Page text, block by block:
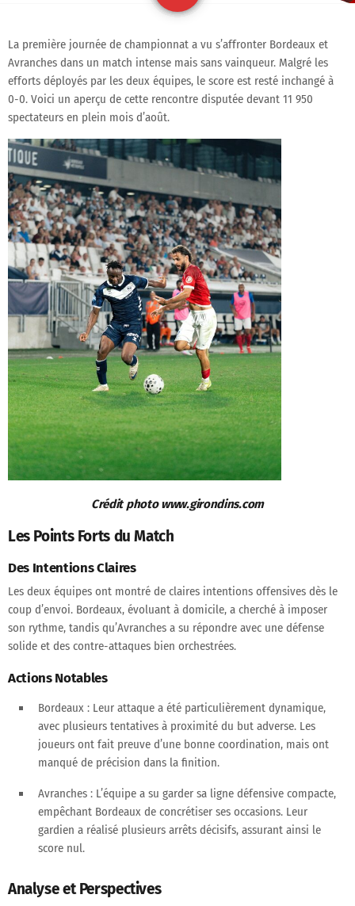
La première journée de championnat a vu s’affronter Bordeaux et
Avranches dans un match intense mais sans vainqueur. Malgré les
efforts déployés par les deux équipes, le score est resté inchangé à
0-0. Voici un aperçu de cette rencontre disputée devant 11 950
spectateurs en plein mois d’août.
Crédit photowww.girondins.com
Les Points Forts du Match
Des Intentions Claires
Les deux équipes ont montré de claires intentions offensives dès le
coup d’envoi. Bordeaux, évoluant à domicile, a cherché à imposer
son rythme, tandis qu’Avranches a su répondre avec une défense
solide et des contre-attaques bien orchestrées.
Actions Notables
Bordeaux : Leur attaque a été particulièrement dynamique,
avec plusieurs tentatives à proximité du but adverse. Les
joueurs ont fait preuve d’une bonne coordination, mais ont
manqué de précision dans la finition.
Avranches : L’équipe a su garder sa ligne défensive compacte,
empêchant Bordeaux de concrétiser ses occasions. Leur
gardien a réalisé plusieurs arrêts décisifs, assurant ainsi le
score nul.
Analyse et Perspectives